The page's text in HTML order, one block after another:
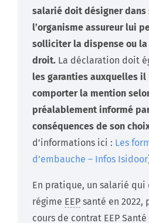
salarié doit désigner dans
l’organisme assureur lui
solliciter la dispense ou
droit. La déclaration doit
les garanties auxquelles il
comporter la mention
préalablement informé
conséquences de son
d’informations ici : Les
d’embauche – Infos Isidoor
En pratique, un salarié
régime EEP santé en
cours de contrat EEP